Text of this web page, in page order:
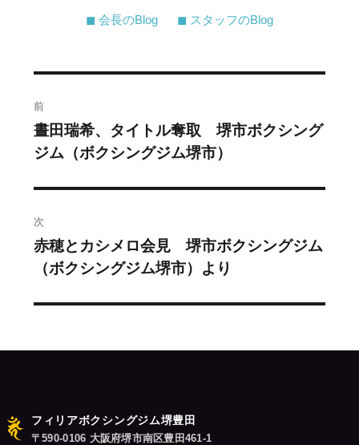
◼︎ 会長のBlog ◼︎ スタッフのBlog
稿
ナ
ビ
ゲ
ー
前
過
去
稿:
晝田瑞希、タイトル奪取 堺市ボクシング
ジム（ボクシングジム堺市）
次
次
の
赤穂とカシメロ会見 堺市ボクシングジム
（ボクシングジム堺市）より
フィリアボクシングジム堺豊田
〒590-0106 大阪府堺市南区豊田461-1